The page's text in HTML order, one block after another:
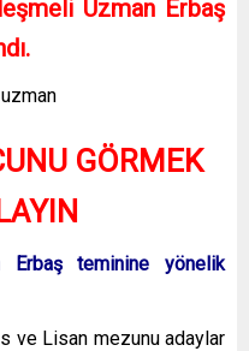
Uzman Erbaş
GÖRMEK
Erbaş teminine yönelik
ve Lisan mezunu adaylar